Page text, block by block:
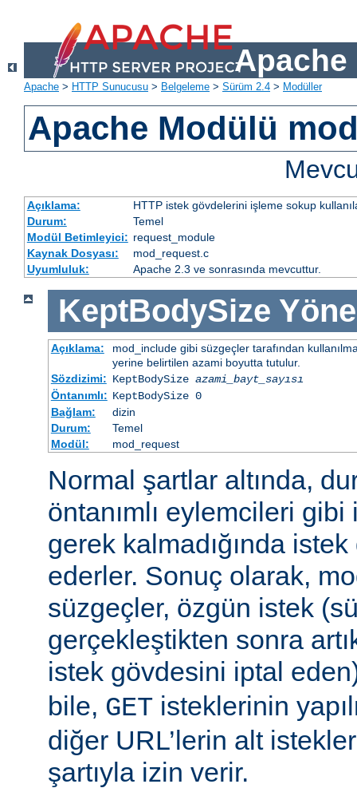
Apache
Apache > HTTP Sunucusu > Belgeleme > Sürüm 2.4 > Modüller
Apache Modülü
Açıklama:
HTTP istek gövdelerini işleme sokup
Durum:
Temel
Modül Betimleyici: request_module
Kaynak Dosyası:
mod_request.c
Uyumluluk:
Apache 2.3 ve sonrasında mevcuttur.
KeptBodySize
Açıklama:
mod_include gibi süzgeçler tarafından
yerine belirtilen azami boyutta tutulur.
Sözdizimi: KeptBodySize azami_bayt_sayısı
Öntanımlı: KeptBodySize 0
Bağlam:
dizin
Durum:
Temel
Modül:
mod_request
Normal şartlar altında,
öntanımlı eylemcileri
gerek kalmadığında
ederler. Sonuç olarak,
süzgeçler, özgün istek
gerçekleştikten sonra
istek gövdesini iptal
bile, GET isteklerinin
diğer URL’lerin alt
şartıyla izin verir.